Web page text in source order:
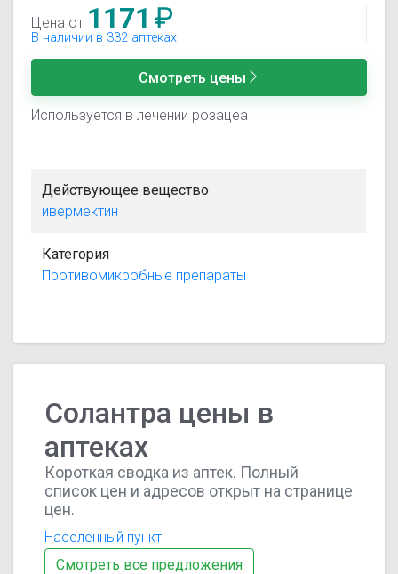
Цена от 1171 ₽
В наличии в 332 аптеках
Смотреть цены
Используется в лечении розацеа
Действующее вещество
ивермектин
Категория
Противомикробные препараты
Солантра цены в
аптеках
Короткая сводка из аптек. Полный
список цен и адресов открыт на странице
цен.
Населенный пункт
Смотреть все предложения